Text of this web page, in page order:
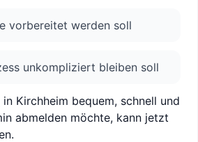
vorbereitet werden soll
unkompliziert bleiben soll
Kirchheim bequem, schnell und
abmelden möchte, kann jetzt